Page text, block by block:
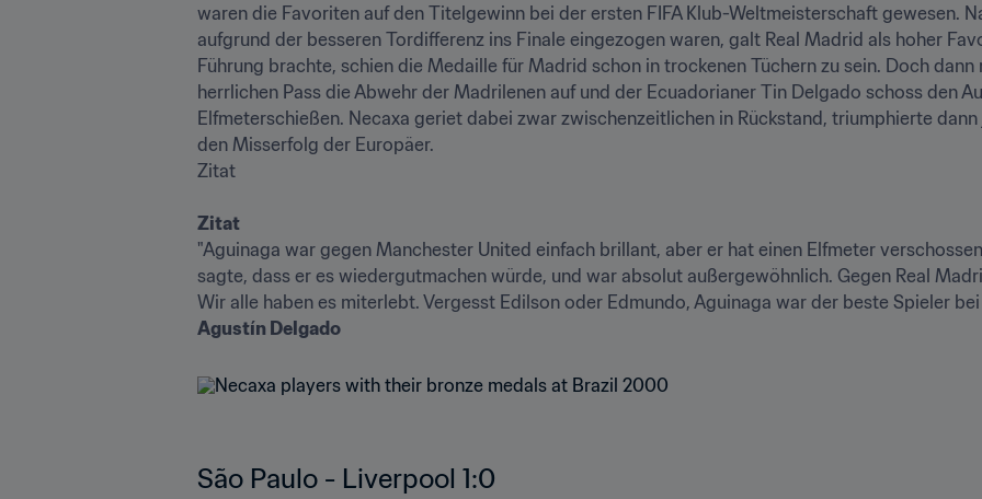
waren die Favoriten auf den Titelgewinn bei der ersten FIFA Klub-Weltmeisterschaft gewesen.
aufgrund der besseren Tordifferenz ins Finale eingezogen waren, galt Real Madrid als hoher
Führung brachte, schien die Medaille für Madrid schon in trockenen Tüchern zu sein. Doch dann
herrlichen Pass die Abwehr der Madrilenen auf und der Ecuadorianer Tin Delgado schoss den
Elfmeterschießen. Necaxa geriet dabei zwar zwischenzeitlichen in Rückstand, triumphierte
den Misserfolg der Europäer.
Zitat
Zitat
"Aguinaga war gegen Manchester United einfach brillant, aber er hat einen Elfmeter
sagte, dass er es wiedergutmachen würde, und war absolut außergewöhnlich. Gegen Real
Agustín Delgado
São Paulo - Liverpool 1:0